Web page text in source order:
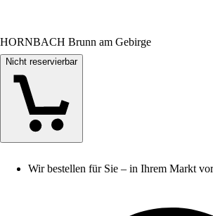
HORNBACH Brunn am Gebirge
Nicht reservierbar
Wir bestellen für Sie – in Ihrem Markt